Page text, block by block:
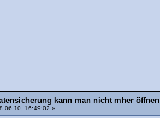
kann man nicht mher öffnen
16:49:02 »